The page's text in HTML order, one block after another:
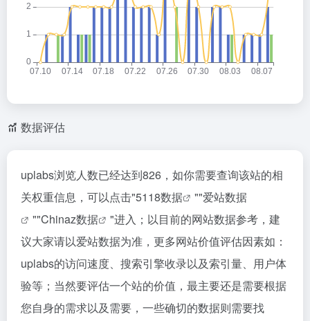
数据评估
uplabs浏览人数已经达到826，如你需要查询该站的相
关权重信息，可以点击"5118数据 ""爱站数据
""Chinaz数据
"进入；以目前的网站数据参考，建
议大家请以爱站数据为准，更多网站价值评估因素如：
uplabs的访问速度、搜索引擎收录以及索引量、用户体
验等；当然要评估一个站的价值，最主要还是需要根据
您自身的需求以及需要，一些确切的数据则需要找